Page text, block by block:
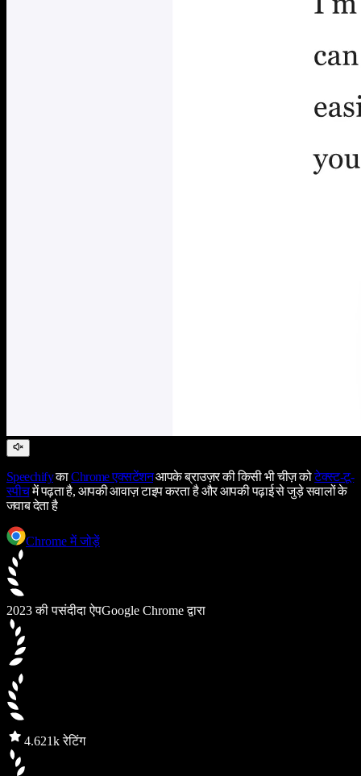
SpeechifyकाChrome एक्सटेंशनआपके ब्राउज़र की किसी भी चीज़ कोटेक्स्ट-टू-
स्पीचमें पढ़ता है, आपकी आवाज़ टाइप करता है और आपकी पढ़ाई से जुड़े सवालों के
जवाब देता है
Chrome में जोड़ें
2023 की पसंदीदा ऐपGoogle Chrome द्वारा
4.621k रेटिंग